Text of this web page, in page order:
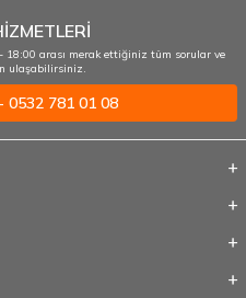
arası merak ettiğiniz tüm sorular ve
ulaşabilirsiniz.
0532 781 01 08